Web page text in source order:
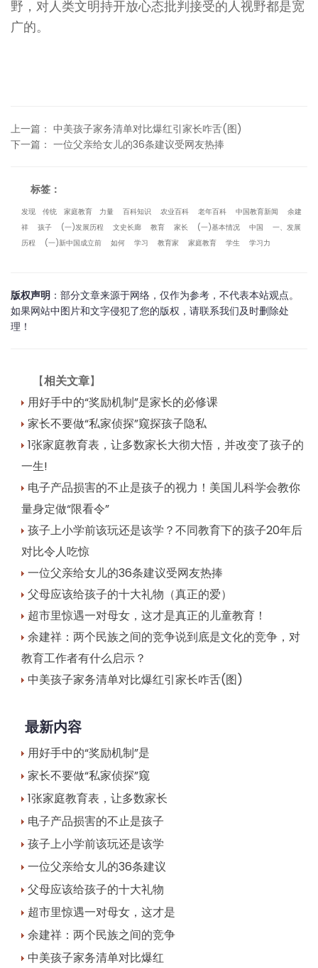
野，对人类文明持开放心态批判接受的人视野都是宽
广的。
上一篇 ： 中美孩子家务清单对比爆红引家长咋舌(图)
下一篇 ： 一位父亲给女儿的36条建议受网友热捧
标签：
发现 传统 家庭教育 力量 百科知识 农业百科 老年百科 中国教育新闻
余建
祥
孩子 (一)发展历程 文史长廊 教育 家长 (一)基本情况 中国
一、发展
历程
(一)新中国成立前 如何 学习 教育家 家庭教育 学生 学习力
版权声明 ：部分文章来源于网络，仅作为参考，不代表本站观点。
如果网站中图片和文字侵犯了您的版权，请联系我们及时删除处
理！
【相关文章】
用好手中的“奖励机制”是家长的必修课
家长不要做“私家侦探”窥探孩子隐私
1张家庭教育表，让多数家长大彻大悟，并改变了孩子的
一生!
电子产品损害的不止是孩子的视力！美国儿科学会教你
量身定做“限看令”
孩子上小学前该玩还是该学？不同教育下的孩子20年后
对比令人吃惊
一位父亲给女儿的36条建议受网友热捧
父母应该给孩子的十大礼物（真正的爱）
超市里惊遇一对母女，这才是真正的儿童教育！
余建祥：两个民族之间的竞争说到底是文化的竞争，对
教育工作者有什么启示？
中美孩子家务清单对比爆红引家长咋舌(图)
最新内容
用好手中的“奖励机制”是
家长不要做“私家侦探”窥
1张家庭教育表，让多数家长
电子产品损害的不止是孩子
孩子上小学前该玩还是该学
一位父亲给女儿的36条建议
父母应该给孩子的十大礼物
超市里惊遇一对母女，这才是
余建祥：两个民族之间的竞争
中美孩子家务清单对比爆红